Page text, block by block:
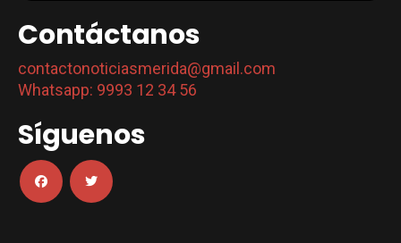
Contáctanos
contactonoticiasmerida@gmail.com
Whatsapp: 9993 12 34 56
Síguenos